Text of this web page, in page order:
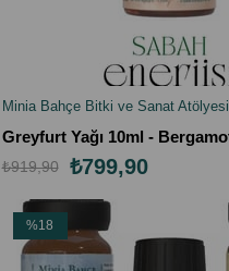
SEPETE EKLE
Minia Bahçe Bitki ve Sanat Atölyesi
₺799,90
₺919,90
%18
İndirim